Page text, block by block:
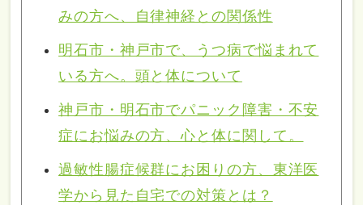
みの方へ、自律神経との関係性
明石市・神戸市で、うつ病で悩まれて
いる方へ。頭と体について
神戸市・明石市でパニック障害・不安
症にお悩みの方、心と体に関して。
過敏性腸症候群にお困りの方、東洋医
学から見た自宅での対策とは？